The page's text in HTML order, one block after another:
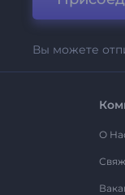
Вы можете
О